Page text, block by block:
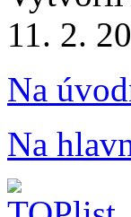
11. 2.
Na
Na